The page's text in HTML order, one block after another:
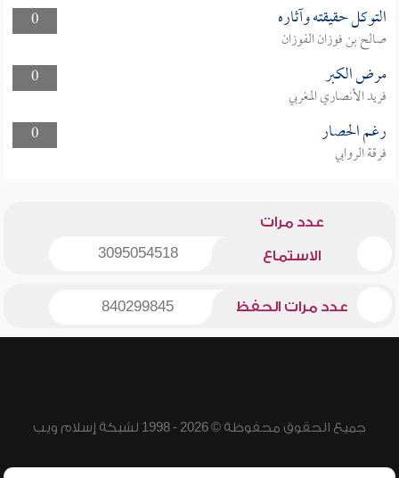
0
التوكل حقيقته وآثاره
صالح بن فوزان الفوزان
0
مرض الكبر
فريد الأنصاري المغربي
0
رغم الحصار
فرقة الروابي
عدد مرات
الاستماع 3095054518
عدد مرات الحفظ 840299845
جميع الحقوق محفوظة © 2026 - 1998 لشبكة إسلام ويب